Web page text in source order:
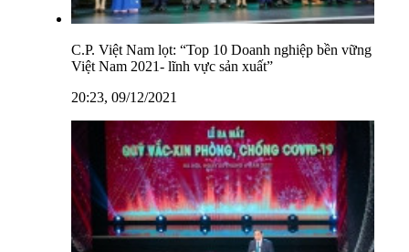
C.P. Việt Nam lọt: “Top 10 Doanh nghiệp bền vững
Việt Nam 2021- lĩnh vực sản xuất”
20:23, 09/12/2021